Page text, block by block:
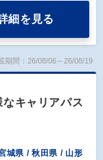
細を見る
期間：26/08/06～26/08/19
キャリアパス
城県 / 秋田県 / 山形